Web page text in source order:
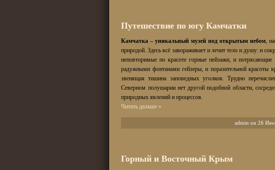
Путешествие по югу Камчатки
Камчатка – уникальный музей под открытым небом,
природой. Здесь всё завораживает и лечит тело и душу: и
неповторимые по красоте горные пейзажи, и
радужными фонтанами гейзеры, и поразительной красоты
звенящая тишина заповедных уголков. Трудно
Северном полушарии нет другой подобной области,
природных явлений и процессов.
Читать дальше »
admin on 26
Горный и Восточный Крым